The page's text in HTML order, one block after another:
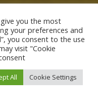
you the most
your preferences and
you consent to the use
visit "Cookie
Cookie Settings
All